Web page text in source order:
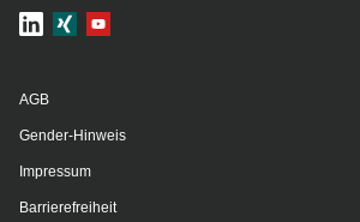
AGB
Gender-Hinweis
Impressum
Barrierefreiheit